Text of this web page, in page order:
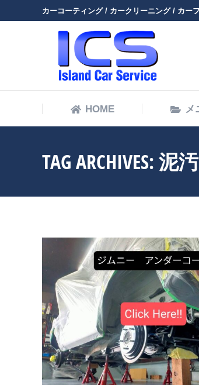
カーコーティング / カークリーニング / カー
HOME メ
TAG ARCHIVES:泥